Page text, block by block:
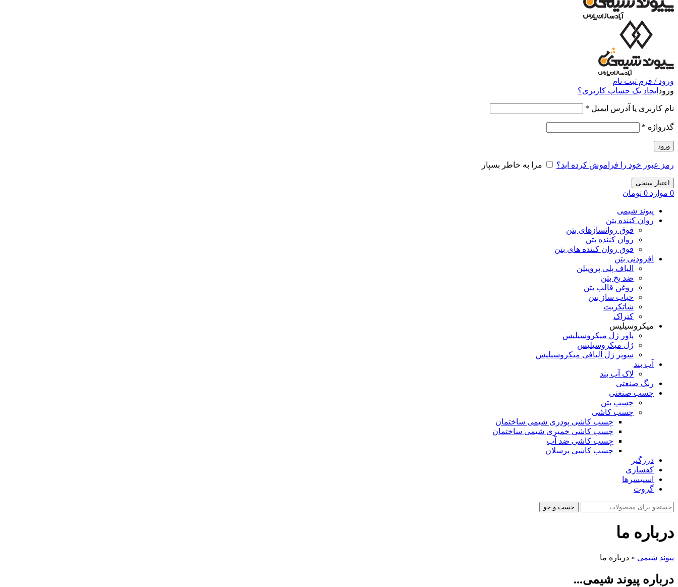
ورود / فرم ثبت نام
ورود ایجاد یک حساب کاربری؟
نام کاربری یا آدرس ایمیل *
گذرواژه *
ورود
رمز عبور خود را فراموش کرده اید؟ مرا به خاطر بسپار
اعتبار سنجی
0 موارد 0 تومان
پیوند شیمی
روان کننده بتن
فوق روانسازهای بتن
روان کننده بتن
فوق روان کننده های بتن
افزودنی بتن
الیاف پلی پروپیلن
ضد یخ بتن
روغن قالب بتن
حباب ساز بتن
شاتکریت
کتراک
میکروسیلیس
پاور ژل میکروسیلیس
ژل میکروسیلیس
سوپر ژل الیافی میکروسیلیس
آب بند
لاک آب بند
رنگ صنعتی
چسب صنعتی
چسب بتن
چسب کاشی
چسب کاشی پودری شیمی ساختمان
چسب کاشی خمیری شیمی ساختمان
چسب کاشی ضد آب
چسب کاشی پرسلان
درزگیر
کفسازی
اسپیسرها
گروت
جست و جو
درباره ما
پیوند شیمی » درباره ما
درباره پیوند شیمی...